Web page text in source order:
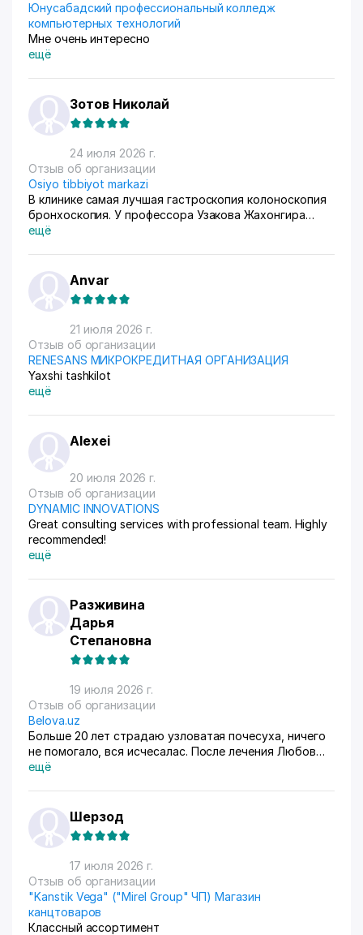
Юнусабадский профессиональный колледж
компьютерных технологий
Мне очень интересно
ещё
Зотов Николай
24 июля 2026 г.
Отзыв об организации
Osiyo tibbiyot markazi
В клинике самая лучшая гастроскопия колоноскопия
бронхоскопия. У профессора Узакова Жахонгира
Низамовича.
ещё
Anvar
21 июля 2026 г.
Отзыв об организации
RENESANS МИКРОКРЕДИТНАЯ ОРГАНИЗАЦИЯ
Yaxshi tashkilot
ещё
Alexei
20 июля 2026 г.
Отзыв об организации
DYNAMIC INNOVATIONS
Great consulting services with professional team. Highly
recommended!
ещё
Разживина
Дарья
Степановна
19 июля 2026 г.
Отзыв об организации
Belova.uz
Больше 20 лет страдаю узловатая почесуха, ничего
не помогало, вся исчесалас. После лечения Любов
Владимировны 90% болячек ушло, сейчас
ещё
Шерзод
17 июля 2026 г.
Отзыв об организации
"Kanstik Vega" ("Mirel Group" ЧП) Магазин
канцтоваров
Классный ассортимент